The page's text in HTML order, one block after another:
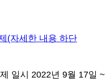
일시 2022년 9월 17일 ~